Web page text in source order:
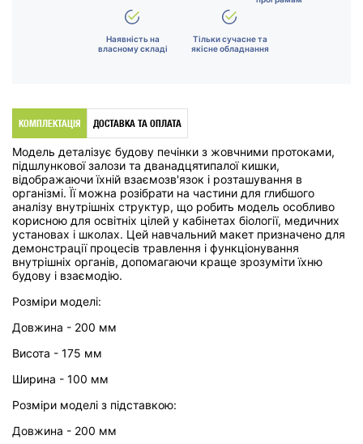
Наявність на
власному складі
Тільки сучасне та
якісне обладнання
КОМПЛЕКТАЦІЯ ДОСТАВКА ТА ОПЛАТА
Модель деталізує будову печінки з жовчними протоками,
підшлункової залози та дванадцятипалої кишки,
відображаючи їхній взаємозв'язок і розташування в
організмі. Її можна розібрати на частини для глибшого
аналізу внутрішніх структур, що робить модель особливо
корисною для освітніх цілей у кабінетах біології, медичних
установах і школах. Цей навчальний макет призначено для
демонстрації процесів травлення і функціонування
внутрішніх органів, допомагаючи краще зрозуміти їхню
будову і взаємодію.
Розміри моделі:
Довжина - 200 мм
Висота - 175 мм
Ширина - 100 мм
Розміри моделі з підставкою:
Довжина - 200 мм